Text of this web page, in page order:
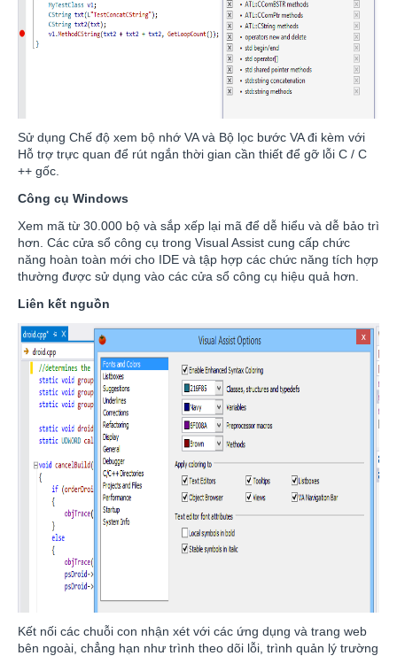
Sử dụng Chế độ xem bộ nhớ VA và Bộ lọc bước VA đi kèm với
Hỗ trợ trực quan để rút ngắn thời gian cần thiết để gỡ lỗi C / C
++ gốc.
Công cụ Windows
Xem mã từ 30.000 bộ và sắp xếp lại mã để dễ hiểu và dễ bảo trì
hơn. Các cửa sổ công cụ trong Visual Assist cung cấp chức
năng hoàn toàn mới cho IDE và tập hợp các chức năng tích hợp
thường được sử dụng vào các cửa sổ công cụ hiệu quả hơn.
Liên kết nguồn
Kết nối các chuỗi con nhận xét với các ứng dụng và trang web
bên ngoài, chẳng hạn như trình theo dõi lỗi, trình quản lý trường